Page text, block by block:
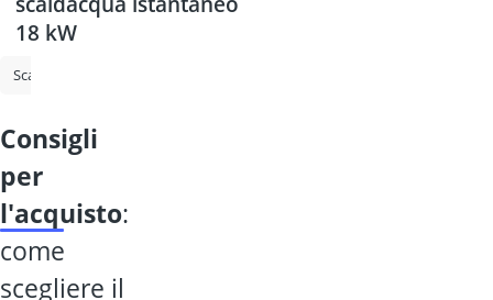
18 kW
Scaldabagno istantaneo
consigli
per
l'acquisto:
come
scegliere il